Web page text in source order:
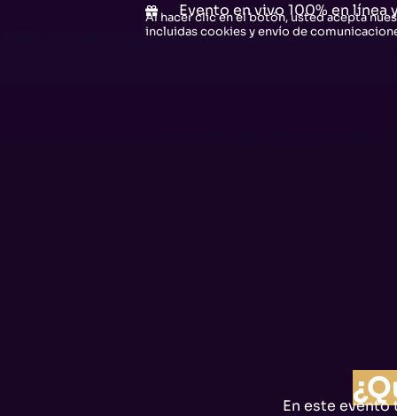
Evento en vivo 100% en línea
Al hacer clic en el botón, usted acepta
incluidas cookies y envío de
En este